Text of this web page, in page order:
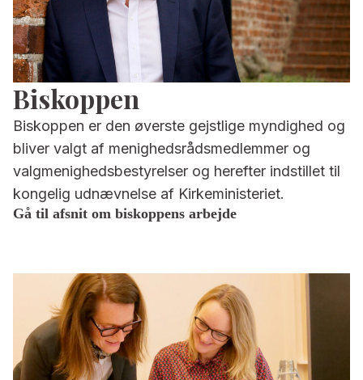
Biskoppen
Biskoppen er den øverste gejstlige myndighed og
bliver valgt af menighedsrådsmedlemmer og
valgmenighedsbestyrelser og herefter indstillet til
kongelig udnævnelse af Kirkeministeriet.
Gå til afsnit om biskoppens arbejde